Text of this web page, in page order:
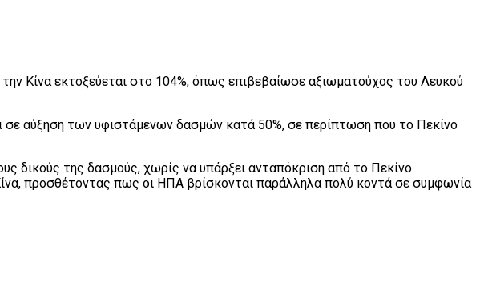
Κίνα εκτοξεύεται στο 104%, όπως επιβεβαίωσε αξιωματούχος του Λευκού
σε αύξηση των υφιστάμενων δασμών κατά 50%, σε περίπτωση που το Πεκίνο
δικούς της δασμούς, χωρίς να υπάρξει ανταπόκριση από το Πεκίνο.
προσθέτοντας πως οι ΗΠΑ βρίσκονται παράλληλα πολύ κοντά σε συμφωνία